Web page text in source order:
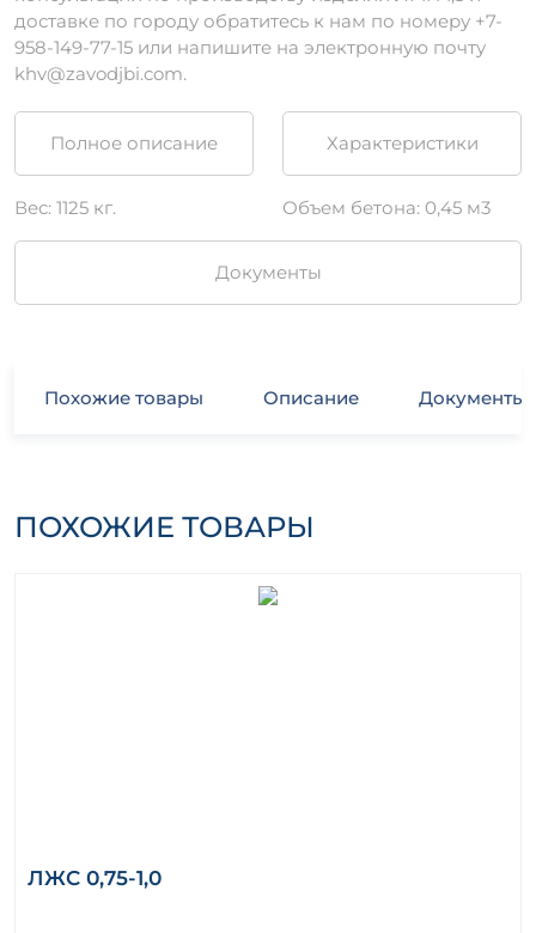
доставке по городу обратитесь к нам по номеру +7-
958-149-77-15 или напишите на электронную почту
khv@zavodjbi.com.
Полное описание Характеристики
Вес: 1125 кг. Объем бетона: 0,45 м3
Документы
Похожие товары Описание Документы
ПОХОЖИЕ ТОВАРЫ
ЛЖС 0,75-1,0